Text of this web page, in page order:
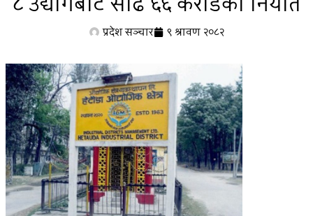
प्रदेश सञ्चार ९ श्रावण २०८२